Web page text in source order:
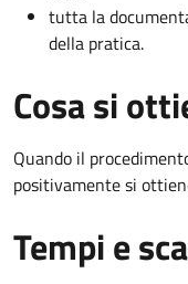
tutta la
della pratica.
Cosa si
Quando il
positivamente si
Tempi e